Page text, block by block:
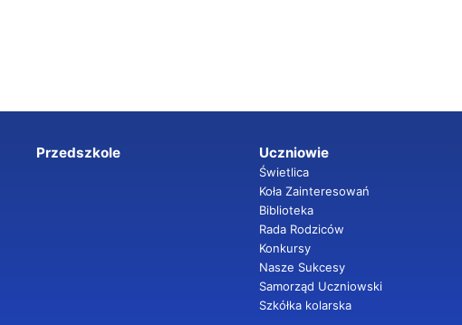
Przedszkole Uczniowie
Świetlica
Koła Zainteresowań
Biblioteka
Rada Rodziców
Konkursy
Nasze Sukcesy
Samorząd Uczniowski
Szkółka kolarska